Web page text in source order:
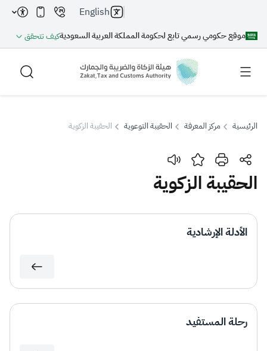
موقع حكومي رسمي تابع لحكومة المملكة العربية السعوديةكيف تتحقق
English
بحث
الإقرار الضريبي
التصرفات العقارية
الرئيسية مركز المعرفة الحقيبة التوعوية الحقيبة الزكوية
الحقيبة الزكوية
الأدلة الإرشادية
رحلة المستفيد